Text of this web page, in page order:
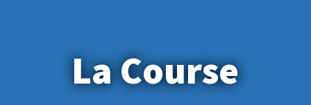
La Course